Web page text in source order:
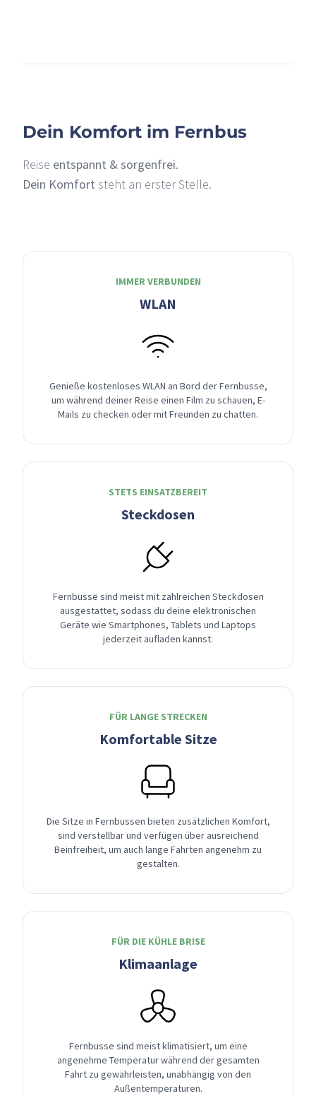
Dein Komfort im Fernbus
Reise entspannt & sorgenfrei.
Dein Komfort steht an erster Stelle.
IMMER VERBUNDEN
WLAN
Genieße kostenloses WLAN an Bord der Fernbusse,
um während deiner Reise einen Film zu schauen, E-
Mails zu checken oder mit Freunden zu chatten.
STETS EINSATZBEREIT
Steckdosen
Fernbusse sind meist mit zahlreichen Steckdosen
ausgestattet, sodass du deine elektronischen
Geräte wie Smartphones, Tablets und Laptops
jederzeit aufladen kannst.
FÜR LANGE STRECKEN
Komfortable Sitze
Die Sitze in Fernbussen bieten zusätzlichen Komfort,
sind verstellbar und verfügen über ausreichend
Beinfreiheit, um auch lange Fahrten angenehm zu
gestalten.
FÜR DIE KÜHLE BRISE
Klimaanlage
Fernbusse sind meist klimatisiert, um eine
angenehme Temperatur während der gesamten
Fahrt zu gewährleisten, unabhängig von den
Außentemperaturen.